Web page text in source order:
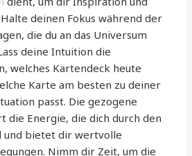
deinen Fokus während der
die du an das Universum
deine Intuition die
welches Kartendeck heute
Karte am besten zu deiner
passt. Die gezogene
die Energie, die dich durch den
und bietet dir wertvolle
Nimm dir Zeit, um die